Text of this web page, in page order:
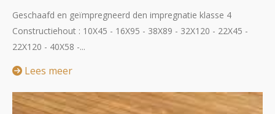
Geschaafd en geïmpregneerd den impregnatie klasse 4
Constructiehout : 10X45 - 16X95 - 38X89 - 32X120 - 22X45 -
22X120 - 40X58 -...
Lees meer